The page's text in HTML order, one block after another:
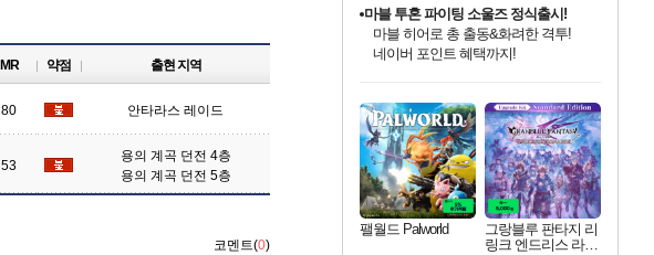
MR 약점 출현 지역
80 안타라스 레이드
53
용의 계곡 던전 4층
용의 계곡 던전 5층
코멘트(0)
최대 90% 할인가를 만나보세요!
네이버혜택과 함께 만나보세요!
50%할인&추가 적립까지!
마블 투혼 파이팅 소울즈 정식출시!
마블 히어로 총 출동&화려한 격투!
네이버 포인트 혜택까지!
이니&베니 혜택까지!
네이버 혜택가와 함께 예약하세요!
할인&네이버혜택으로 만나보세요!
네이버페이 혜택과 만나보세요!
40주년 프로모션으로 만나보세요!
할인가에 만나보세요!
일부 에디션 상시 할인!
혜택으로 예약 판매 중
편안하게 충전하세요
팰월드 Palworld
그랑블루 판타지 리
링크 엔드리스 라그